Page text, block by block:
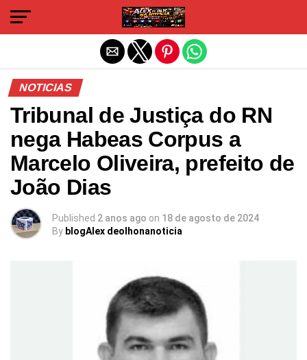
NOTICIAS
Tribunal de Justiça do RN
nega Habeas Corpus a
Marcelo Oliveira, prefeito de
João Dias
Published 2 anos ago on 18 de agosto de 2024
By blogAlex deolhonanoticia
Sair da versão mobile